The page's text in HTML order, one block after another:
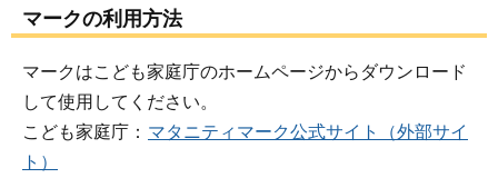
マークの利用方法
マークはこども家庭庁のホームページからダウンロード
して使用してください。
こども家庭庁： マタニティマーク公式サイト（外部サイ
ト）